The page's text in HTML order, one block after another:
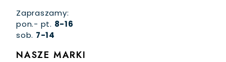
Zapraszamy:
pon.- pt. 8-16
sob. 7-14
NASZE MARKI